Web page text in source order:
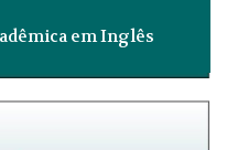
em Inglês